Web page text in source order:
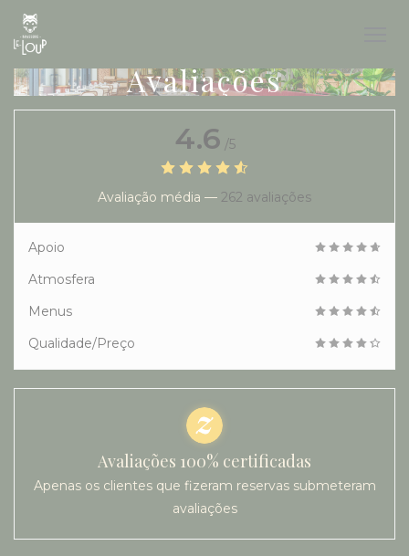
Painel de Gerenciamento de Cookies
Avaliações
4.6 /5
Avaliação média — 262 avaliações
Apoio
Atmosfera
Menus
Qualidade/Preço
Avaliações 100% certificadas
Apenas os clientes que fizeram reservas submeteram
avaliações